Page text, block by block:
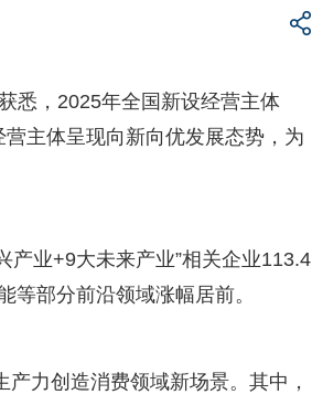
悉，2025年全国新设经营主体
主体呈现向新向优发展态势，为
产业+9大未来产业”相关企业113.4
部分前沿领域涨幅居前。
力创造消费领域新场景。其中，